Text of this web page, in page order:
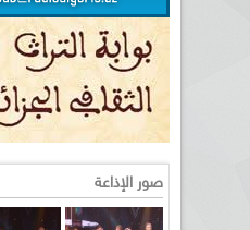
صور الإذاعة